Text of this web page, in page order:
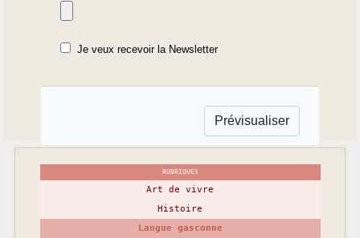
Je veux recevoir la Newsletter
RUBRIQUES
Art de vivre
Histoire
Langue gasconne